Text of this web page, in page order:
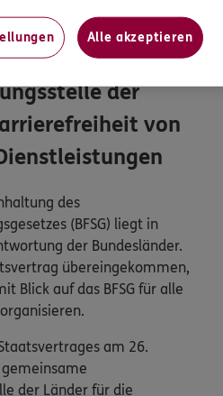
der
von
des
(BFSG) liegt in
der Bundesländer.
übereingekommen,
Blick auf das BFSG für alle
am 26.
der Länder für die
Alle akzeptieren